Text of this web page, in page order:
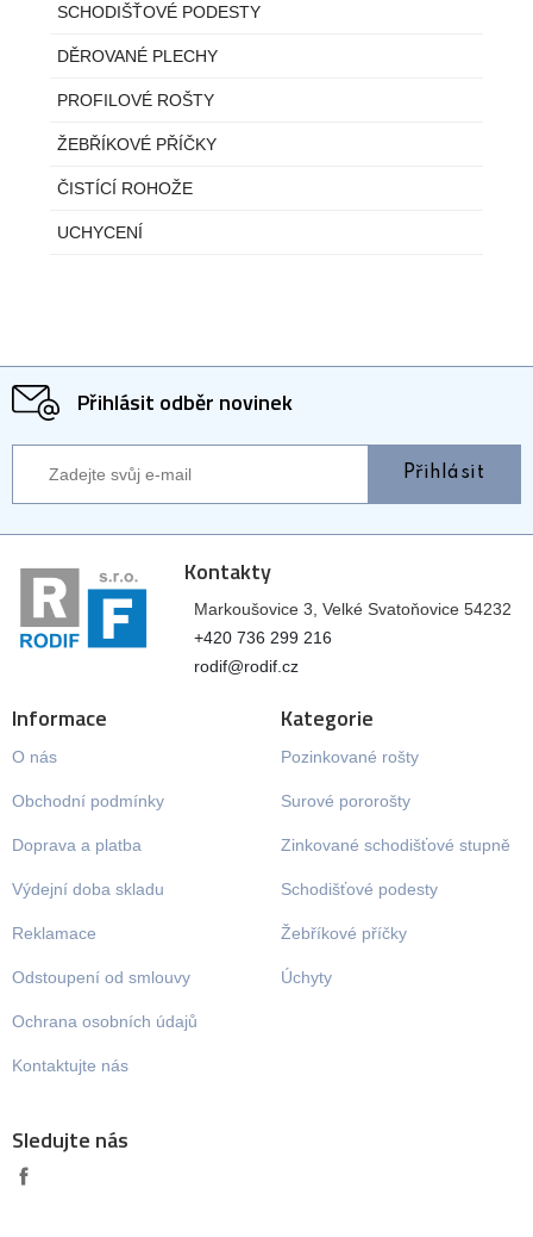
SCHODIŠŤOVÉ PODESTY
DĚROVANÉ PLECHY
PROFILOVÉ ROŠTY
ŽEBŘÍKOVÉ PŘÍČKY
ČISTÍCÍ ROHOŽE
UCHYCENÍ
Přihlásit odběr novinek
Přihlásit
Kontakty
Markoušovice 3, Velké Svatoňovice 54232
+420 736 299 216
rodif@rodif.cz
Informace
O nás
Obchodní podmínky
Doprava a platba
Výdejní doba skladu
Reklamace
Odstoupení od smlouvy
Ochrana osobních údajů
Kontaktujte nás
Kategorie
Pozinkované rošty
Surové pororošty
Zinkované schodišťové stupně
Schodišťové podesty
Žebříkové příčky
Úchyty
Sledujte nás